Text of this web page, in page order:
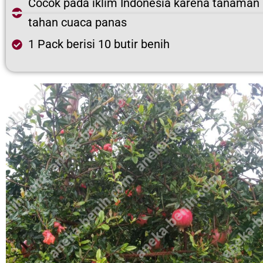
Cocok pada iklim Indonesia karena tanaman
tahan cuaca panas
1 Pack berisi 10 butir benih